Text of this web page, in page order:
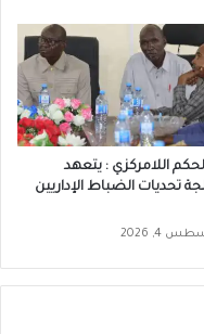
اللامركزي : يتعهد
تحديات الضباط الإداريين
4, 2026